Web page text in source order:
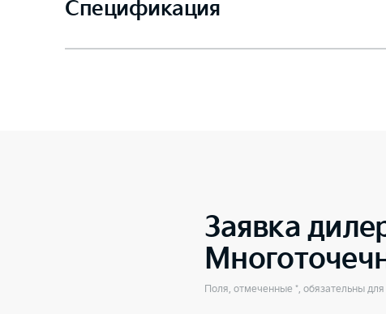
Спецификация
Заявка
Поля, отмеченные *, обязательны